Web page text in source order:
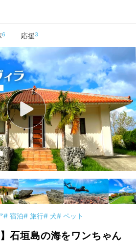
6 応援3
# 宿泊# 旅行# 犬# ペット
石垣島の海をワンちゃん